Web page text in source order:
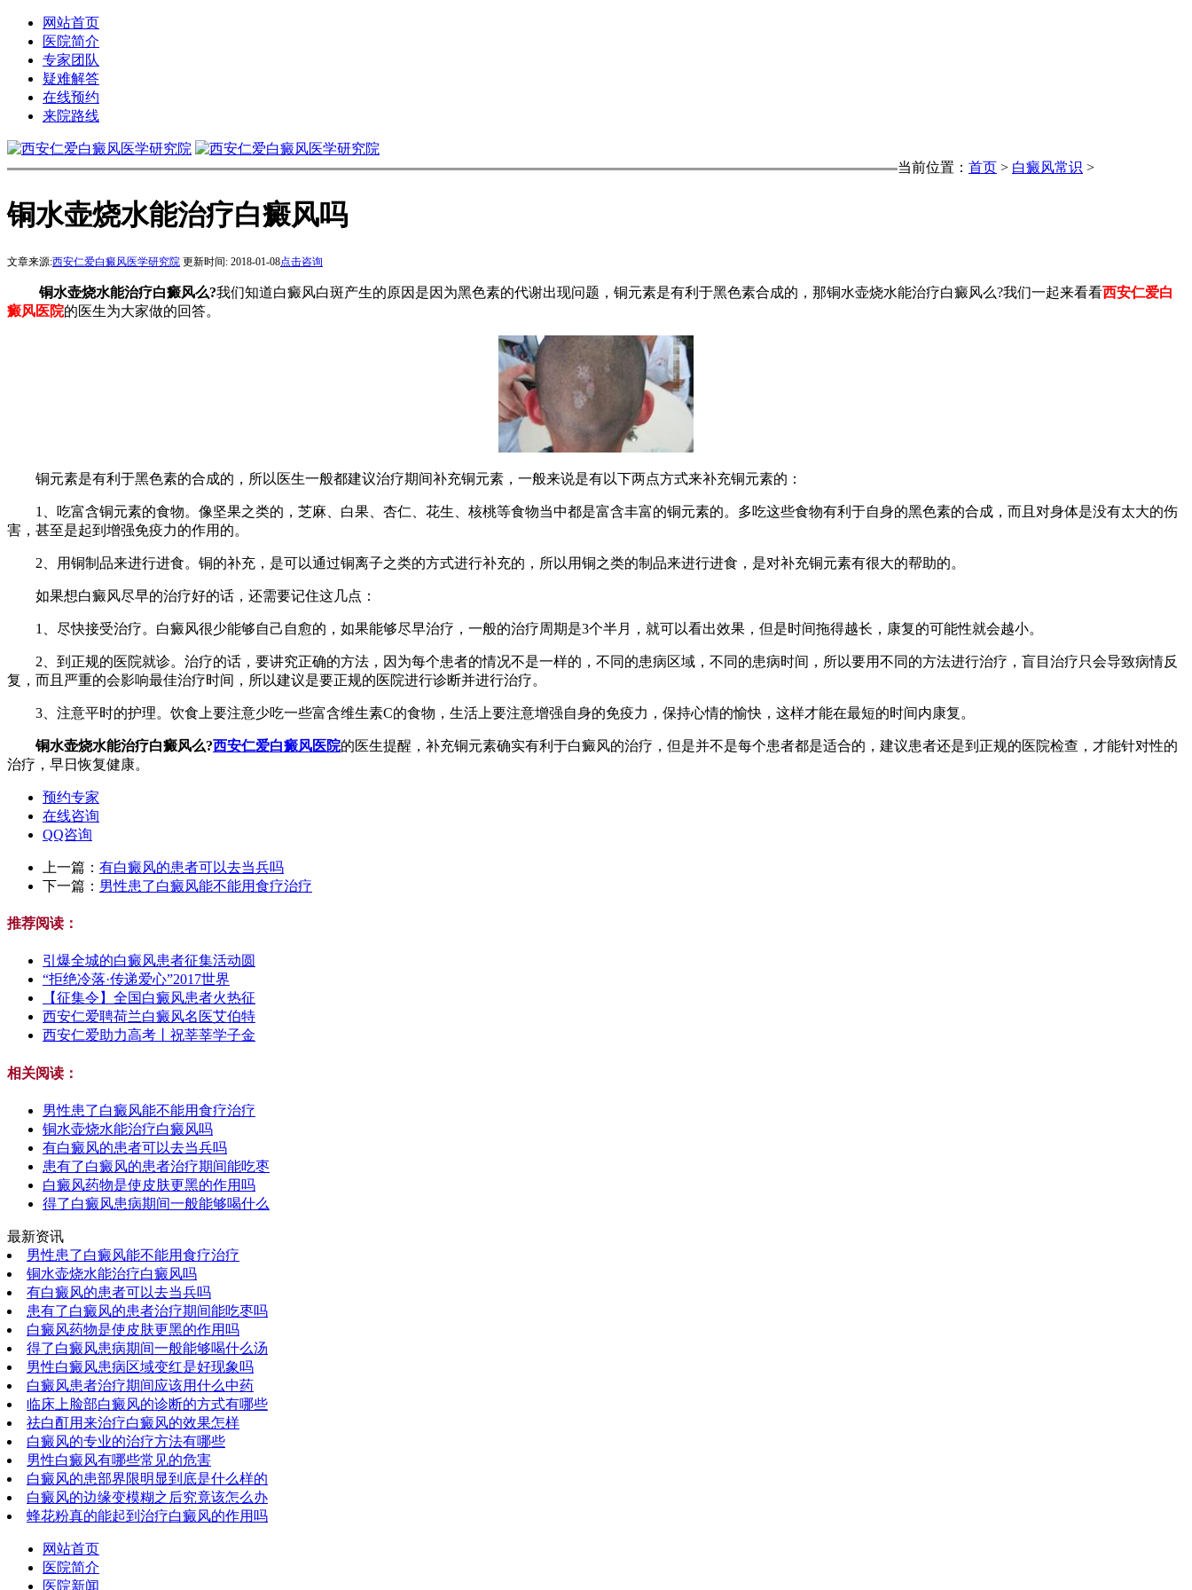
网站首页
医院简介
专家团队
疑难解答
在线预约
来院路线
当前位置： 首页 > 白癜风常识 >
铜水壶烧水能治疗白癜风吗
文章来源:西安仁爱白癜风医学研究院 更新时间: 2018-01-08点击咨询
铜水壶烧水能治疗白癜风么?我们知道白癜风白斑产生的原因是因为黑色素的代谢出现问题，铜元素是有利于黑色素合成的，那铜水壶烧水能治疗白癜风么?我们一起来看看西安仁爱白
癜风医院的医生为大家做的回答。
铜元素是有利于黑色素的合成的，所以医生一般都建议治疗期间补充铜元素，一般来说是有以下两点方式来补充铜元素的：
1、吃富含铜元素的食物。像坚果之类的，芝麻、白果、杏仁、花生、核桃等食物当中都是富含丰富的铜元素的。多吃这些食物有利于自身的黑色素的合成，而且对身体是没有太大的伤
害，甚至是起到增强免疫力的作用的。
2、用铜制品来进行进食。铜的补充，是可以通过铜离子之类的方式进行补充的，所以用铜之类的制品来进行进食，是对补充铜元素有很大的帮助的。
如果想白癜风尽早的治疗好的话，还需要记住这几点：
1、尽快接受治疗。白癜风很少能够自己自愈的，如果能够尽早治疗，一般的治疗周期是3个半月，就可以看出效果，但是时间拖得越长，康复的可能性就会越小。
2、到正规的医院就诊。治疗的话，要讲究正确的方法，因为每个患者的情况不是一样的，不同的患病区域，不同的患病时间，所以要用不同的方法进行治疗，盲目治疗只会导致病情反
复，而且严重的会影响最佳治疗时间，所以建议是要正规的医院进行诊断并进行治疗。
3、注意平时的护理。饮食上要注意少吃一些富含维生素C的食物，生活上要注意增强自身的免疫力，保持心情的愉快，这样才能在最短的时间内康复。
铜水壶烧水能治疗白癜风么?西安仁爱白癜风医院的医生提醒，补充铜元素确实有利于白癜风的治疗，但是并不是每个患者都是适合的，建议患者还是到正规的医院检查，才能针对性的
治疗，早日恢复健康。
预约专家
在线咨询
QQ咨询
上一篇： 有白癜风的患者可以去当兵吗
下一篇： 男性患了白癜风能不能用食疗治疗
推荐阅读：
引爆全城的白癜风患者征集活动圆
“拒绝冷落·传递爱心”2017世界
【征集令】全国白癜风患者火热征
西安仁爱聘荷兰白癜风名医艾伯特
西安仁爱助力高考丨祝莘莘学子金
相关阅读：
男性患了白癜风能不能用食疗治疗
铜水壶烧水能治疗白癜风吗
有白癜风的患者可以去当兵吗
患有了白癜风的患者治疗期间能吃枣
白癜风药物是使皮肤更黑的作用吗
得了白癜风患病期间一般能够喝什么
最新资讯
男性患了白癜风能不能用食疗治疗
铜水壶烧水能治疗白癜风吗
有白癜风的患者可以去当兵吗
患有了白癜风的患者治疗期间能吃枣吗
白癜风药物是使皮肤更黑的作用吗
得了白癜风患病期间一般能够喝什么汤
男性白癜风患病区域变红是好现象吗
白癜风患者治疗期间应该用什么中药
临床上脸部白癜风的诊断的方式有哪些
祛白酊用来治疗白癜风的效果怎样
白癜风的专业的治疗方法有哪些
男性白癜风有哪些常见的危害
白癜风的患部界限明显到底是什么样的
白癜风的边缘变模糊之后究竟该怎么办
蜂花粉真的能起到治疗白癜风的作用吗
网站首页
医院简介
医院新闻